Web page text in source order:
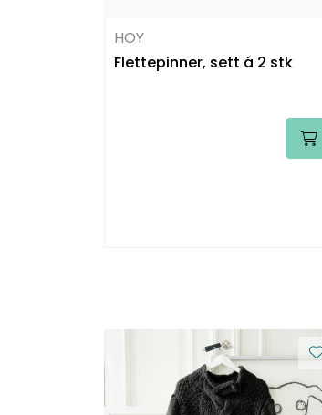
HOY
Flettepinner, sett á 2 stk